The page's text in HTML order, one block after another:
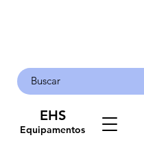
EHS
Equipamentos